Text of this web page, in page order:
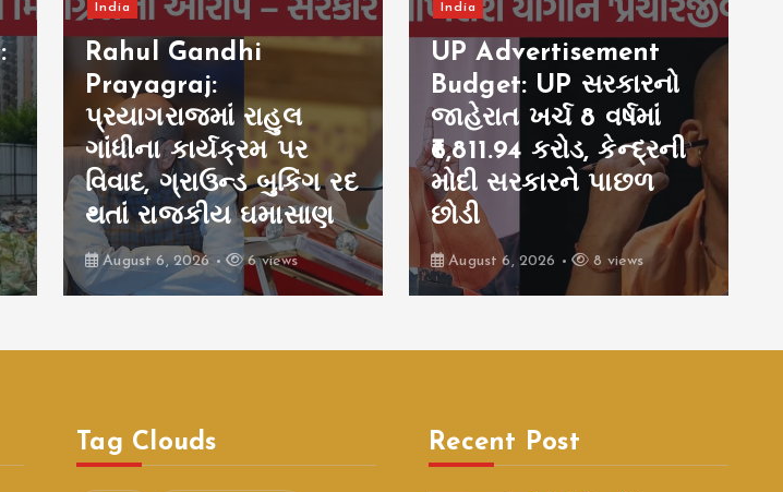
India
UP Advertisement
Budget: UP સરકારનો
જાહેરાત ખર્ચ 8 વર્ષમાં
₹6,811.94 કરોડ, કેન્દ્રની
મોદી સરકારને પાછળ
છોડી
August 6, 2026 8 views
India
Tarun Tejpal Case:
તેહેલકાના પૂર્વ એડિટર
તરુણ તેજપાલ કેસમાં
મોટો ચુકાદો, બળાત્કાર
કેસમાં દોષિત
August 6, 2026 9 views
Tag Clouds Recent Post